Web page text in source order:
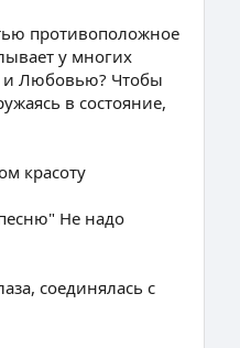
противоположное
у многих
и Любовью? Чтобы
в состояние,
красоту
Не надо
соединялась с